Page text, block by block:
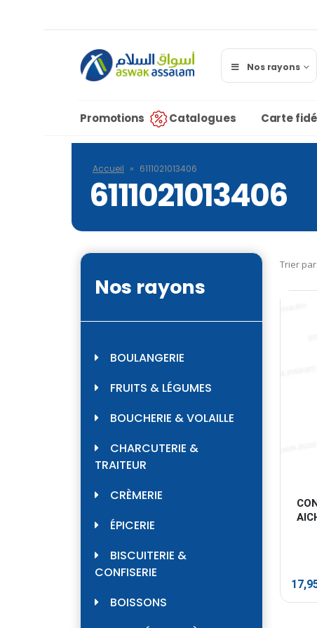
Nos rayons
Promotions Catalogues Carte
Accueil » 6111021013406
6111021013406
Trier par:
Nos rayons
BOULANGERIE
FRUITS & LÉGUMES
BOUCHERIE & VOLAILLE
CHARCUTERIE &
TRAITEUR
CRÈMERIE
ÉPICERIE
BISCUITERIE &
CONFISERIE
BOISSONS